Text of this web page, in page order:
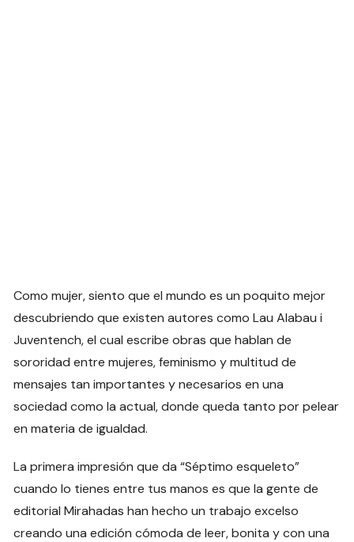
Como mujer, siento que el mundo es un poquito mejor
descubriendo que existen autores como Lau Alabau i
Juventench, el cual escribe obras que hablan de
sororidad entre mujeres, feminismo y multitud de
mensajes tan importantes y necesarios en una
sociedad como la actual, donde queda tanto por pelear
en materia de igualdad.
La primera impresión que da “Séptimo esqueleto”
cuando lo tienes entre tus manos es que la gente de
editorial Mirahadas han hecho un trabajo excelso
creando una edición cómoda de leer, bonita y con una